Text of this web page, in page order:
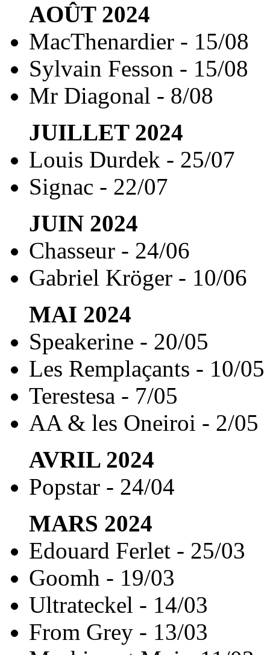
AOÛT2024
MacThenardier - 15/08
Sylvain Fesson - 15/08
Mr Diagonal - 8/08
JUILLET2024
Louis Durdek - 25/07
Signac - 22/07
JUIN 2024
Chasseur - 24/06
Gabriel Kröger - 10/06
MAI 2024
Speakerine - 20/05
Les Remplaçants - 10/05
Terestesa - 7/05
AA & les Oneiroi - 2/05
AVRIL2024
Popstar - 24/04
MARS 2024
Edouard Ferlet - 25/03
Goomh - 19/03
Ultrateckel - 14/03
From Grey - 13/03